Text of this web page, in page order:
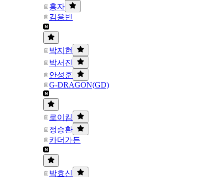
홍자
김용빈
박지현
박서진
안성훈
G-DRAGON(GD)
로이킴
정승환
카더가든
박효신